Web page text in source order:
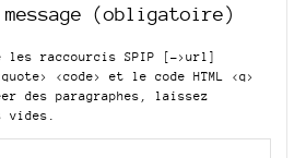
(obligatoire)
les raccourcis SPIP
[->url]
<code>
et le code HTML <q>
des paragraphes, laissez
vides.